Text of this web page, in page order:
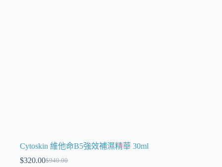
Cytoskin 維他命B5強效補濕精華 30ml
$940.00
$320.00